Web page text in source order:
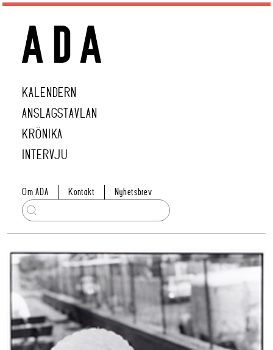
KALENDERN
ANSLAGSTAVLAN
KRÖNIKA
INTERVJU
Om ADA Kontakt Nyhetsbrev